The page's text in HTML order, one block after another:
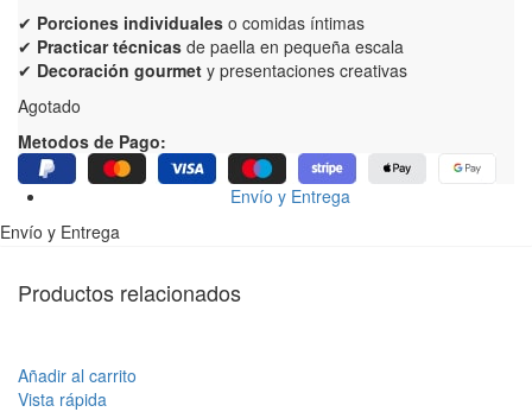
✔ Porciones individuales o comidas íntimas
✔ Practicar técnicas de paella en pequeña escala
✔ Decoración gourmet y presentaciones creativas
Agotado
Metodos de Pago:
Envío y Entrega
Envío y Entrega
Productos relacionados
Añadir al carrito
Vista rápida